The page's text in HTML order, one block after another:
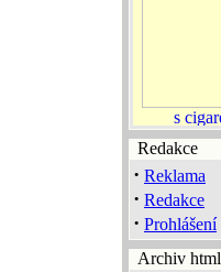
Redakce
· Reklama
· Redakce
· Prohlášení
Archiv html